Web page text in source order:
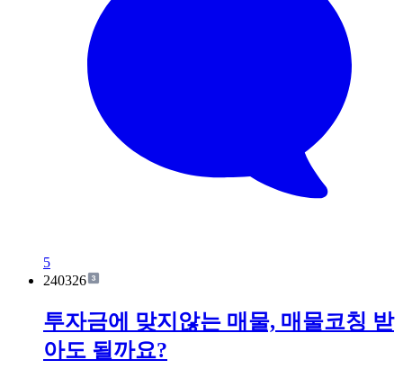
5
240326
투자금에 맞지않는 매물, 매물코칭 받
아도 될까요?